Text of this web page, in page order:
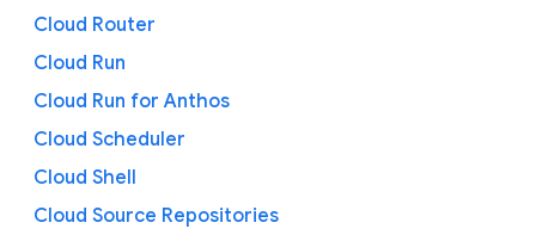
Cloud Router
Cloud Run
Cloud Run for Anthos
Cloud Scheduler
Cloud Shell
Cloud Source Repositories